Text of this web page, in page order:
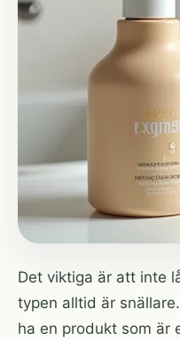
Det viktiga är att inte
typen alltid är
ha en produkt som är